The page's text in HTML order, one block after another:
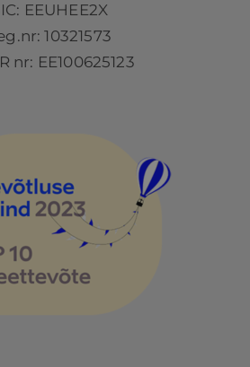
EEUHEE2X
10321573
nr: EE100625123